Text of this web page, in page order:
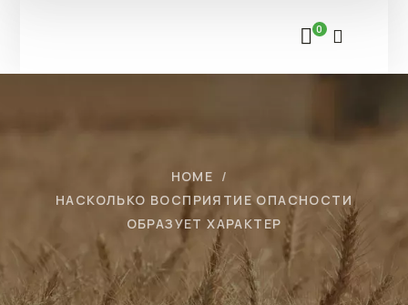
0
HOME
НАСКОЛЬКО ВОСПРИЯТИЕ ОПАСНОСТИ
ОБРАЗУЕТ ХАРАКТЕР